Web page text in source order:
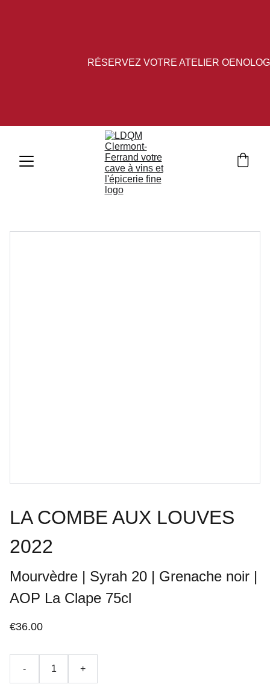
LA COMBE AUX LOUVES
2022
Mourvèdre | Syrah 20 | Grenache noir |
AOP La Clape 75cl
€36.00
- +
RÉSERVEZ VOTRE ATELIER